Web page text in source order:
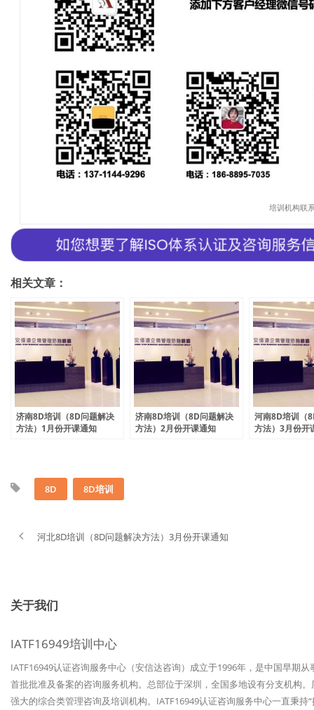
培训机构联
相关文章：
济南8D培训（8D问题解决
方法）1月份开课通知
济南8D培训（8D问题解决
方法）2月份开课通知
河南8D培训（
方法）3月份开
8D 8D培训
河北8D培训（8D问题解决方法）3月份开课通知
关于我们
IATF16949培训中心
IATF16949认证咨询服务中心（安信达咨询）成立于1996年，是中国早期
首批批准及备案的咨询服务机构。总部位于深圳，全国多地设有分支机构
强大的综合类管理咨询及培训机构。IATF16949认证咨询服务中心一直秉